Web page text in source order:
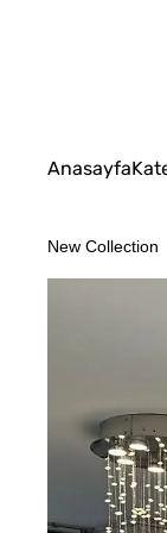
Anasayfa
New Collection